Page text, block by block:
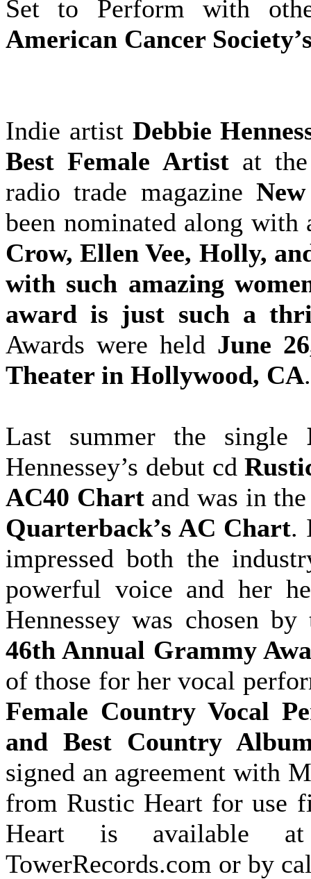
Set to Perform with
American Cancer
Indie artist Debbie
Best Female Artistat the
radio trade magazine
been nominated along
Crow, Ellen Vee, Holly,
with such amazing
award is just such a
Awards were held June
Theater in Hollywood, CA.
Last summer the single
Hennessey’s debut cd
AC40 Chartand was in
Quarterback’s AC Chart.
impressed both the
powerful voice and her
Hennessey was chosen
46th Annual Grammy
of those for her vocal
Female Country Vocal
and Best Country
signed an agreement with
from Rustic Heart for use
Heart is available at
TowerRecords.com or by